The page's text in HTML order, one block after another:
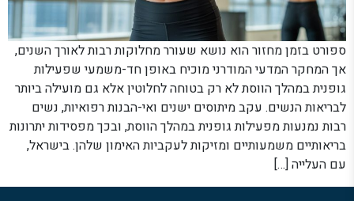
ספורט בזמן מחזור הוא נושא שעורר מחלוקות רבות לאורך השנים,
אך המחקר המדעי המודרני מוכיח באופן חד-משמעי שפעילות
גופנית במהלך הווסת לא רק בטוחה לחלוטין אלא גם מועילה ביותר
לבריאות הנשים. עקב מיתוסים ישנים ואי-הבנות רפואיות, נשים
רבות נמנעות מפעילות גופנית במהלך הווסת, ובכך מפסידות יתרונות
בריאותיים משמעותיים ומזיקות לעקביות האימון שלהן. בישראל,
עם העלייה […]